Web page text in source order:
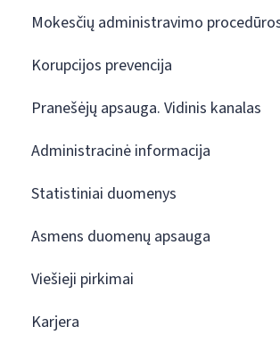
Mokesčių administravimo
Korupcijos prevencija
Pranešėjų apsauga. Vidinis kanalas
Administracinė informacija
Statistiniai duomenys
Asmens duomenų apsauga
Viešieji pirkimai
Karjera